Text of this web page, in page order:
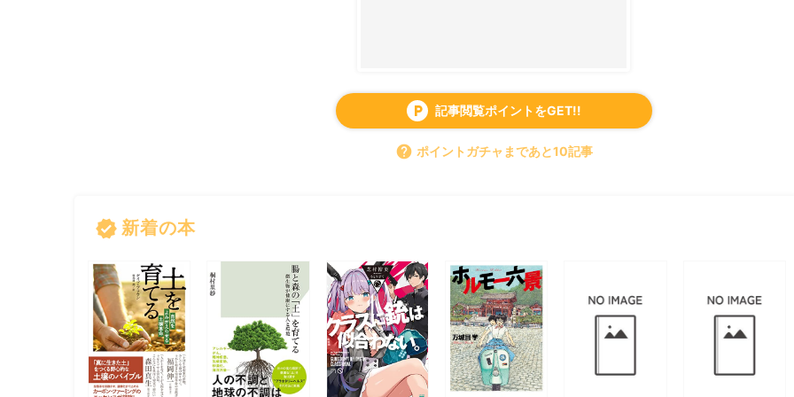
local_parking 記事閲覧ポイントをGET!!
help ポイントガチャまであと10記事
verified 新着の本